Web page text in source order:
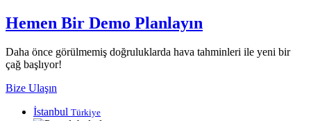
Hemen Bir Demo Planlayın
Daha önce görülmemiş doğruluklarda hava tahminleri ile yeni bir
çağ başlıyor!
Bize Ulaşın
İstanbul Türkiye